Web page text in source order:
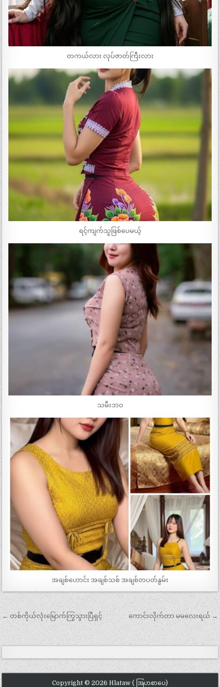
တကယ်လား လုပ်ဇာတ်ကြီးလား
ရင့်ကျက်သူဖြစ်ပေမယ့်
သမီးဘဝ
အချစ်ဟောင်း အချစ်သစ် အချစ်တပတ်နွမ်း
Post
navigation
← တစ်ကိုယ်လုံးမြောက်ကြွသွားပြီရှင့် ကောင်းလိုက်တာ မမလေးရယ် →
Copyright © 2026 Hlataw ( အြပာစာပေ)